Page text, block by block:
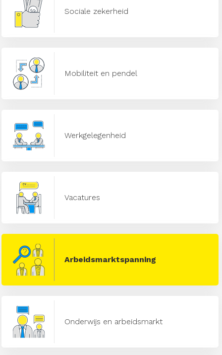
Sociale zekerheid
Mobiliteit en pendel
Werkgelegenheid
Vacatures
Arbeidsmarktspanning
Onderwijs en arbeidsmarkt